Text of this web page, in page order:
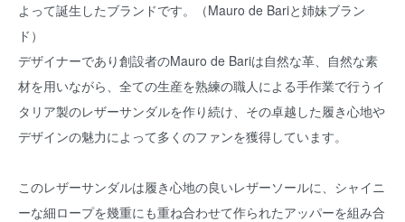
よって誕生したブランドです。（Mauro de Bariと姉妹ブラン
ド）
デザイナーであり創設者のMauro de Bariは自然な革、自然な素
材を用いながら、全ての生産を熟練の職人による手作業で行うイ
タリア製のレザーサンダルを作り続け、その卓越した履き心地や
デザインの魅力によって多くのファンを獲得しています。
このレザーサンダルは履き心地の良いレザーソールに、シャイニ
ーな細ロープを幾重にも重ね合わせて作られたアッパーを組み合